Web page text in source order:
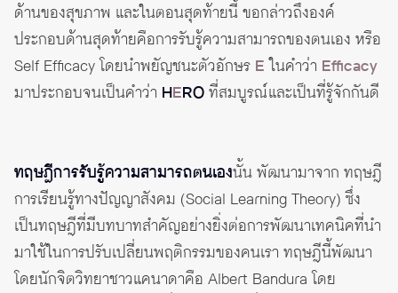
ด้านของสุขภาพ และในตอนสุดท้ายนี้ ขอกล่าวถึงองค์
ประกอบด้านสุดท้ายคือการรับรู้ความสามารถของตนเอง หรือ
Self Efficacy โดยนำพยัญชนะตัวอักษร Eในคำว่า Efficacy
มาประกอบจนเป็นคำว่า HEROที่สมบูรณ์และเป็นที่รู้จักกันดี
ทฤษฎีการรับรู้ความสามารถตนเองนั้น พัฒนามาจาก ทฤษฎี
การเรียนรู้ทางปัญญาสังคม (Social Learning Theory) ซึ่ง
เป็นทฤษฎีที่มีบทบาทสำคัญอย่างยิ่งต่อการพัฒนาเทคนิคที่นำ
มาใช้ในการปรับเปลี่ยนพฤติกรรมของคนเรา ทฤษฎีนี้พัฒนา
โดยนักจิตวิทยาชาวแคนาดาคือ Albert Bandura โดย